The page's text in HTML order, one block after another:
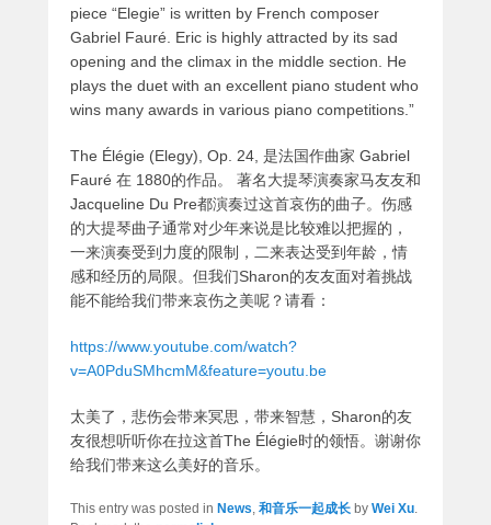
piece “Elegie” is written by French composer
Gabriel Fauré. Eric is highly attracted by its sad
opening and the climax in the middle section. He
plays the duet with an excellent piano student who
wins many awards in various piano competitions.”
The Élégie (Elegy), Op. 24, 是法国作曲家 Gabriel
Fauré 在 1880的作品。 著名大提琴演奏家马友友和
Jacqueline Du Pre都演奏过这首哀伤的曲子。伤感
的大提琴曲子通常对少年来说是比较难以把握的，
一来演奏受到力度的限制，二来表达受到年龄，情
感和经历的局限。但我们Sharon的友友面对着挑战
能不能给我们带来哀伤之美呢？请看：
https://www.youtube.com/watch?
v=A0PduSMhcmM&feature=youtu.be
太美了，悲伤会带来冥思，带来智慧，Sharon的友
友很想听听你在拉这首The Élégie时的领悟。谢谢你
给我们带来这么美好的音乐。
This entry was posted in News, 和音乐一起成长 by Wei Xu.